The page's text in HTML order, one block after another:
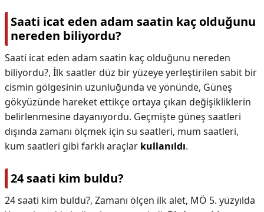
Saati icat eden adam saatin kaç olduğunu
nereden biliyordu?
Saati icat eden adam saatin kaç olduğunu nereden
biliyordu?, İlk saatler düz bir yüzeye yerleştirilen sabit bir
cismin gölgesinin uzunluğunda ve yönünde, Güneş
gökyüzünde hareket ettikçe ortaya çıkan değişikliklerin
belirlenmesine dayanıyordu. Geçmişte güneş saatleri
dışında zamanı ölçmek için su saatleri, mum saatleri,
kum saatleri gibi farklı araçlar kullanıldı.
24 saati kim buldu?
24 saati kim buldu?, Zamanı ölçen ilk alet, MÖ 5. yüzyılda